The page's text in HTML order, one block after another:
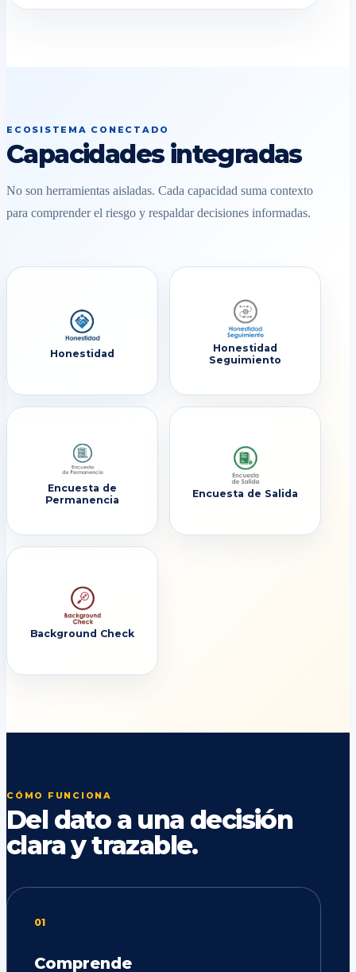
ECOSISTEMA CONECTADO
Capacidades integradas
No son herramientas aisladas. Cada capacidad suma contexto
para comprender el riesgo y respaldar decisiones informadas.
Honestidad
Honestidad
Seguimiento
Encuesta de
Permanencia
Encuesta de Salida
Background Check
CÓMO FUNCIONA
Del dato a una decisión
clara y trazable.
01
Comprende